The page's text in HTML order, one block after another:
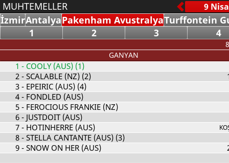
MUHTEMELLER
İzmirAntalyaPakenham AvustralyaTurffontein
1
2 3 4
GANYAN
1 - COOLY (AUS) (1)
2- SCALABLE (NZ) (2)
3- EPEIRIC (AUS) (4)
4- FONDLED (AUS)
5- FEROCIOUS FRANKIE (NZ)
6- JUSTDOIT (AUS)
7- HOTINHERRE (AUS)
8- STELLA CANTANTE (AUS) (3)
9- SNOW ON HER (AUS)